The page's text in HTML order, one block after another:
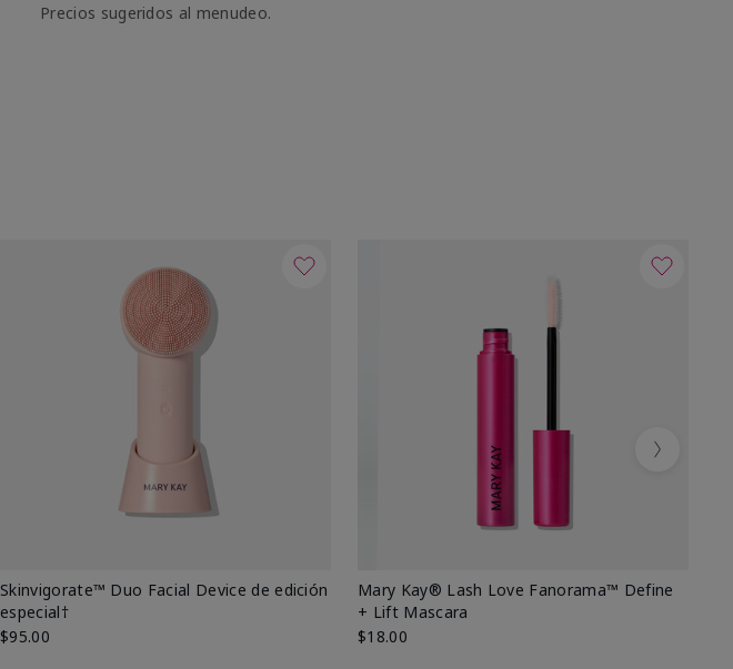
Precios sugeridos al menudeo.
Skinvigorate™ Duo Facial Device de edición
especial†
$95.00
Mary Kay® Lash Love Fanorama™ Define
+ Lift Mascara
$18.00
Next